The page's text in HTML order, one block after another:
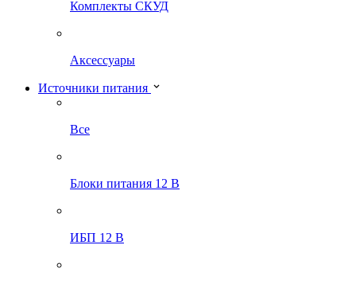
Комплекты СКУД
Аксессуары
Источники питания
Все
Блоки питания 12 В
ИБП 12 В